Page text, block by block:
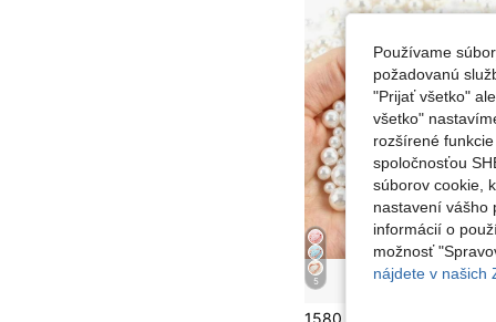
5
Používame
požadovanú
"Prijať všetko"
všetko"
rozšírené
spoločnosťou
súborov cookie,
nastavení vášho
informácií o
možnosť
nájdete v našich